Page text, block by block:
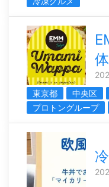
東京都
中央区
プロトングループ